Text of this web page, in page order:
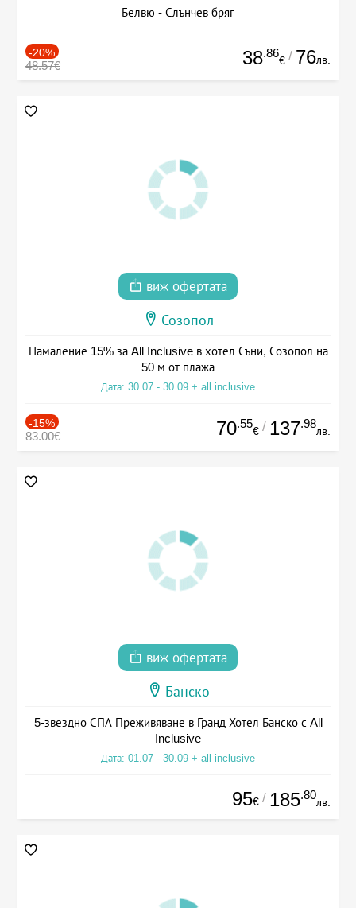
Белвю - Слънчев бряг
-20%
48.57€ 38.86
€ / 76лв.
виж офертата
Созопол
Намаление 15% за All Inclusive в хотел Съни, Созопол на
50 м от плажа
Дата: 30.07 - 30.09 + all inclusive
-15%
83.00€ 70.55
€ / 137.98
лв.
виж офертата
Банско
5-звездно СПА Преживяване в Гранд Хотел Банско с All
Inclusive
Дата: 01.07 - 30.09 + all inclusive
95€ / 185.80
лв.